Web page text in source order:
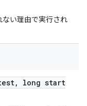
い理由で実行され
,
long start